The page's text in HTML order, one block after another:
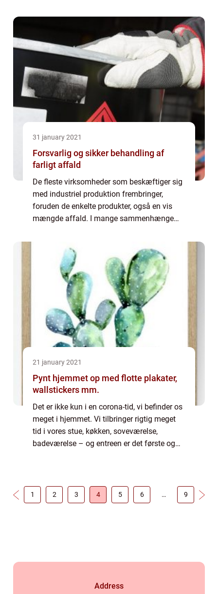
sætte pris for. De fleste tager...
31 january 2021
Forsvarlig og sikker behandling af
farligt affald
De fleste virksomheder som beskæftiger sig
med industriel produktion frembringer,
foruden de enkelte produkter, også en vis
mængde affald. I mange sammenhænge
virksomheds...
21 january 2021
Pynt hjemmet op med flotte plakater,
wallstickers mm.
Det er ikke kun i en corona-tid, vi befinder os
meget i hjemmet. Vi tilbringer rigtig meget
tid i vores stue, køkken, soveværelse,
badeværelse – og entreen er det første og
1 2 3 4 5 6 … 9
Address